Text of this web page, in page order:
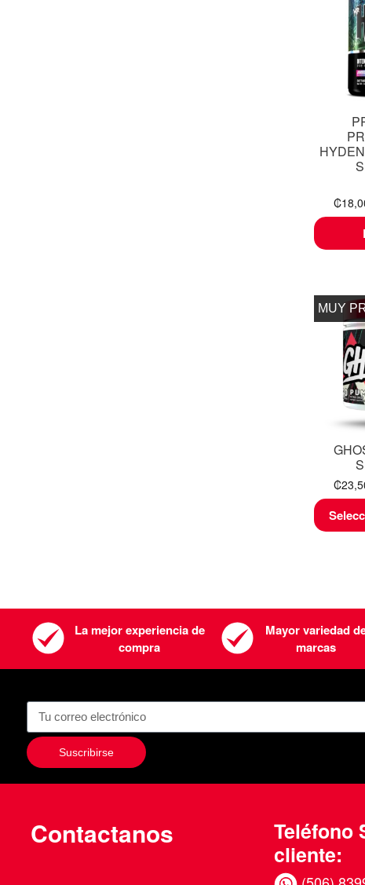
₡
MUY
₡
La mejor experiencia de
compra
Mayor variedad
marcas
Suscribirse
Contactanos
Teléfono
cliente: